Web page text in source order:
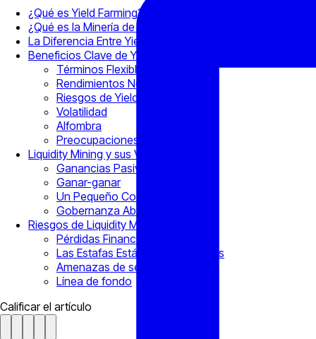
¿Qué es Yield Farming?
¿Qué es la Minería de Liquidez?
La Diferencia Entre Yield Farming y Liquidity Mining
Beneficios Clave de Yield Farming
Términos Flexibles
Rendimientos Notables
Riesgos de Yield farming
Volatilidad
Alfombra
Preocupaciones de Regulación
Liquidity Mining y sus Ventajas
Ganancias Pasivas
Ganar-ganar
Un Pequeño Costo de Entrada
Gobernanza Abierta
Riesgos de Liquidity Mining
Pérdidas Financieras
Las Estafas Están muy Extendidas
Amenazas de seguridad
Línea de fondo
Calificar el artículo